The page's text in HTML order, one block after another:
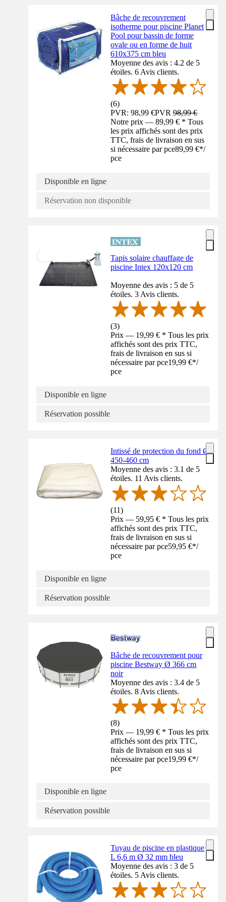
Bâche de recouvrement
isotherme pour piscine Planet
Pool pour bassin de forme
ovale ou en forme de huit
610x375 cm bleu
Moyenne des avis : 4.2 de 5
étoiles. 6 Avis clients.
(6)
PVR: 98,99 €PVR98,99 €
Notre prix — 89,99 € * Tous
les prix affichés sont des prix
TTC, frais de livraison en sus
si nécessaire par pce89,99 €*/
pce
Disponible en ligne
Réservation non disponible
Tapis solaire chauffage de
piscine Intex 120x120 cm
Moyenne des avis : 5 de 5
étoiles. 3 Avis clients.
(3)
Prix — 19,99 € * Tous les prix
affichés sont des prix TTC,
frais de livraison en sus si
nécessaire par pce19,99 €*/
pce
Disponible en ligne
Réservation possible
Intissé de protection du fond Ø
450-460 cm
Moyenne des avis : 3.1 de 5
étoiles. 11 Avis clients.
(11)
Prix — 59,95 € * Tous les prix
affichés sont des prix TTC,
frais de livraison en sus si
nécessaire par pce59,95 €*/
pce
Disponible en ligne
Réservation possible
Bâche de recouvrement pour
piscine Bestway Ø 366 cm
noir
Moyenne des avis : 3.4 de 5
étoiles. 8 Avis clients.
(8)
Prix — 19,99 € * Tous les prix
affichés sont des prix TTC,
frais de livraison en sus si
nécessaire par pce19,99 €*/
pce
Disponible en ligne
Réservation possible
Tuyau de piscine en plastique
L 6,6 m Ø 32 mm bleu
Moyenne des avis : 3 de 5
étoiles. 5 Avis clients.